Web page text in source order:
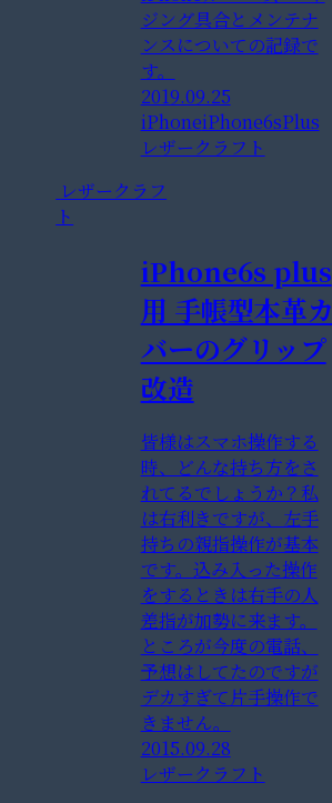
ジング具合とメンテナ
ンスについての記録で
す。
2019.09.25
iPhoneiPhone6sPlus
レザークラフト
レザークラフ
ト
iPhone6s plus
用 手帳型本革カ
バーのグリップ
改造
皆様はスマホ操作する
時、どんな持ち方をさ
れてるでしょうか？私
は右利きですが、左手
持ちの親指操作が基本
です。込み入った操作
をするときは右手の人
差指が加勢に来ます。
ところが今度の電話、
予想はしてたのですが
デカすぎて片手操作で
きません。
2015.09.28
レザークラフト